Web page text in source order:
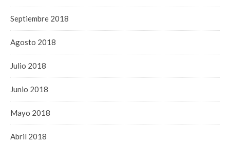
Septiembre 2018
Agosto 2018
Julio 2018
Junio 2018
Mayo 2018
Abril 2018